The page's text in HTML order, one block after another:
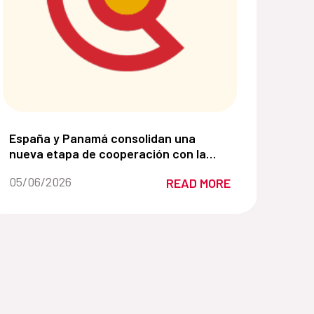
soluciones basadas en la naturaleza:
su liderazgo para la mejora de la gestión de los
España y Panamá consolidan una nueva etapa de
España y Panamá consolidan una
nueva etapa de cooperación con la
2026–2030
Date of the news::
05/06/2026 READ MORE